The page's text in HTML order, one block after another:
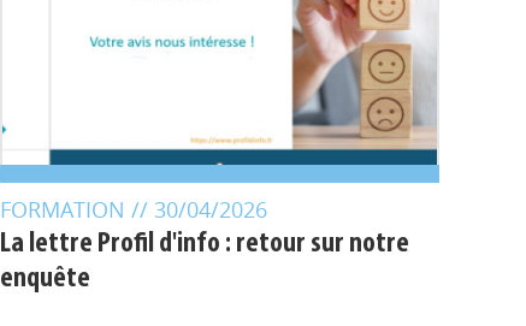
FORMATION// 30/04/2026
La lettre Profil d'info : retour sur notre
enquête